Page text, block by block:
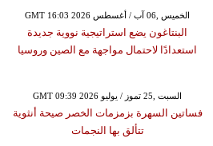
GMT 16:03 2026 الخميس ,06 آب / أغسطس
البنتاغون يضع استراتيجية نووية جديدة
استعدادًا لاحتمال مواجهة مع الصين وروسيا
GMT 09:39 2026 السبت ,25 تموز / يوليو
فساتين السهرة بزمزمات الخصر صيحة أنثوية
تتألق بها النجمات